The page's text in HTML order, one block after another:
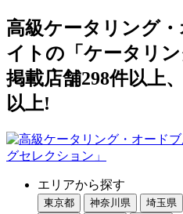
高級ケータリング
イトの「ケータリン
掲載店舗298件以上
以上!
エリアから探す
東京都 神奈川県 埼玉県